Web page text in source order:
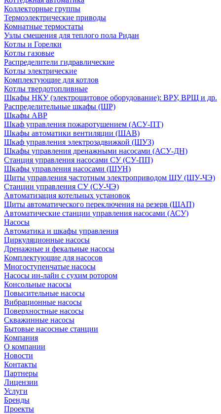
Коллекторные группы
Термоэлектрические приводы
Комнатные термостаты
Узлы смешения для теплого пола Ридан
Котлы и Горелки
Котлы газовые
Распределители гидравлические
Котлы электрические
Комплектующие для котлов
Котлы твердотопливные
Шкафы НКУ (электрощитовое оборудование): ВРУ, ВРЩ и др.
Распределительные шкафы (ШР)
Шкафы АВР
Шкаф управления пожаротушением (АСУ-ПТ)
Шкафы автоматики вентиляции (ШАВ)
Шкаф управления электрозадвижкой (ШУЗ)
Шкафы управления дренажными насосами (АСУ-ДН)
Станция управления насосами СУ (СУ-ПП)
Шкафы управления насосами (ШУН)
Щиты управления частотным электроприводом ЩУ (ЩУ-ЧЭ)
Станции управления СУ (СУ-ЧЭ)
Автоматизация котельных установок
Щиты автоматического переключения на резерв (ЩАП)
Автоматические станции управления насосами (АСУ)
Насосы
Автоматика и шкафы управления
Циркуляционные насосы
Дренажные и фекальные насосы
Комплектующие для насосов
Многоступенчатые насосы
Насосы ин-лайн с сухим ротором
Консольные насосы
Повысительные насосы
Вибрационные насосы
Поверхностные насосы
Скважинные насосы
Бытовые насосные станции
Компания
О компании
Новости
Контакты
Партнеры
Лицензии
Услуги
Бренды
Проекты